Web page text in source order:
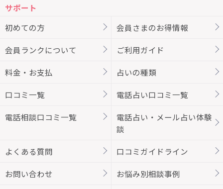
サポート
初めての方
会員さまのお得情報
会員ランクについて ご利用ガイド
料金・お支払 占いの種類
口コミ一覧 電話占い口コミ一覧
電話相談口コミ一覧
電話占い・メール占い体験
談
よくある質問 口コミガイドライン
お問い合わせ お悩み別相談事例